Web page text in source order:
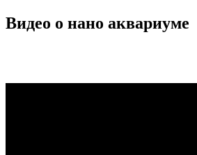
Видео о нано аквариуме